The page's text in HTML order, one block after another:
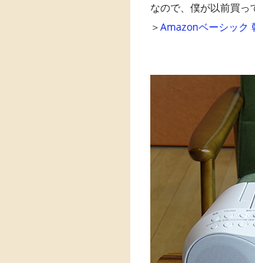
なので、僕が以前買っ
＞Amazonベーシック